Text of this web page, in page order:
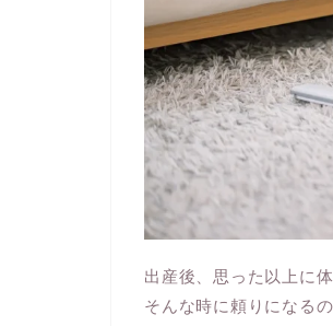
出産後、思った以上に
そんな時に頼りになる